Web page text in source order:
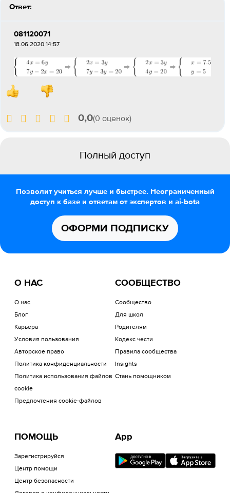
Ответ:
081120071
18.06.2020 14:57
0,0(0 оценок)
Полный доступ
Позволит учиться лучше и быстрее. Неограниченный
доступ к базе и ответам от экспертов и ai-bota
ОФОРМИ ПОДПИСКУ
О НАС
О нас
Блог
Карьера
Условия пользования
Авторское право
Политика конфиденциальности
Политика использования файлов
cookie
Предпочтения cookie-файлов
СООБЩЕСТВО
Сообщество
Для школ
Родителям
Кодекс чести
Правила сообщества
Insights
Стань помощником
ПОМОЩЬ
Зарегистрируйся
Центр помощи
Центр безопасности
App